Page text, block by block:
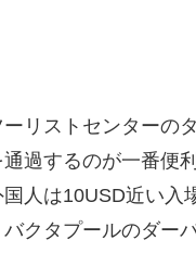
リストセンターの
過するのが一番便
人は10USD近い入
クタプールのダー